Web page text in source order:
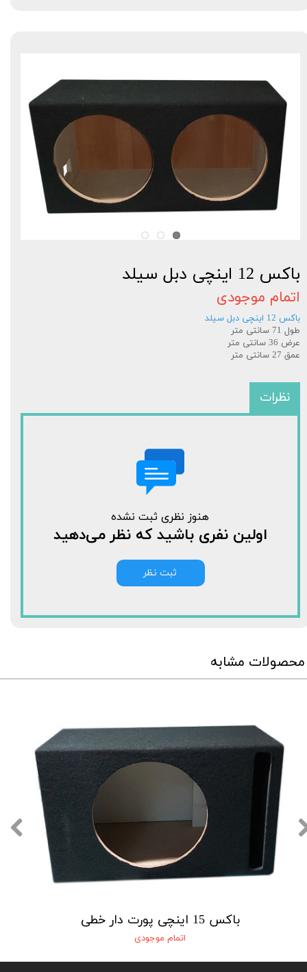
باکس 12 اینچی دبل سیلد
اتمام موجودی
باکس 12 اینچی دبل سیلد
طول 71 سانتی متر
عرض 36 سانتی متر
عمق 27 سانتی متر
نظرات
هنوز نظری ثبت نشده
اولین نفری باشید که نظر می‌دهید
ثبت نظر
محصولات مشابه
باکس 15 اینچی پورت دار خطی
اتمام موجودی